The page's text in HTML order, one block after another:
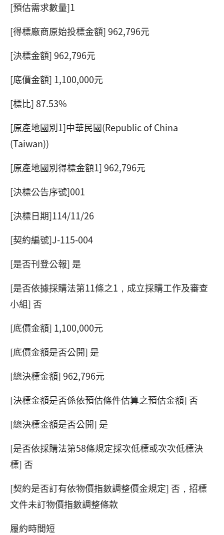
[預估需求數量]1
[得標廠商原始投標金額] 962,796元
[決標金額] 962,796元
[底價金額] 1,100,000元
[標比] 87.53%
[原產地國別1]中華民國(Republic of China
(Taiwan))
[原產地國別得標金額1] 962,796元
[決標公告序號]001
[決標日期]114/11/26
[契約編號]J-115-004
[是否刊登公報] 是
[是否依據採購法第11條之1，成立採購工作及審查
小組] 否
[底價金額] 1,100,000元
[底價金額是否公開] 是
[總決標金額] 962,796元
[決標金額是否係依預估條件估算之預估金額] 否
[總決標金額是否公開] 是
[是否依採購法第58條規定採次低標或次次低標決
標] 否
[契約是否訂有依物價指數調整價金規定] 否，招標
文件未訂物價指數調整條款
履約時間短